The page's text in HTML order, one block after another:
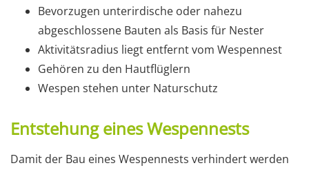
Bevorzugen unterirdische oder nahezu
abgeschlossene Bauten als Basis für Nester
Aktivitätsradius liegt entfernt vom Wespennest
Gehören zu den Hautflüglern
Wespen stehen unter Naturschutz
Entstehung eines Wespennests
Damit der Bau eines Wespennests verhindert werden